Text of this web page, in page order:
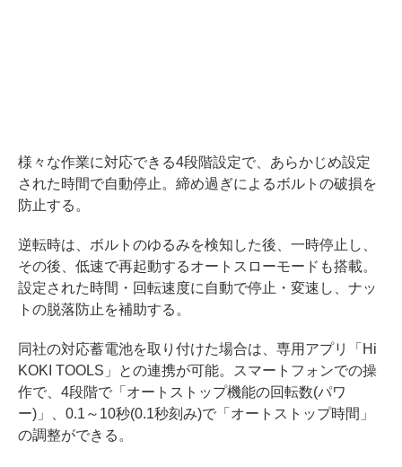
様々な作業に対応できる4段階設定で、あらかじめ設定
された時間で自動停止。締め過ぎによるボルトの破損を
防止する。
逆転時は、ボルトのゆるみを検知した後、一時停止し、
その後、低速で再起動するオートスローモードも搭載。
設定された時間・回転速度に自動で停止・変速し、ナッ
トの脱落防止を補助する。
同社の対応蓄電池を取り付けた場合は、専用アプリ「Hi
KOKI TOOLS」との連携が可能。スマートフォンでの操
作で、4段階で「オートストップ機能の回転数(パワ
ー)」、0.1～10秒(0.1秒刻み)で「オートストップ時間」
の調整ができる。